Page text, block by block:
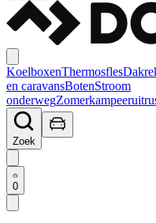
KoelboxenThermosfles
en caravansBotenStroom
onderweg
Zoek
0